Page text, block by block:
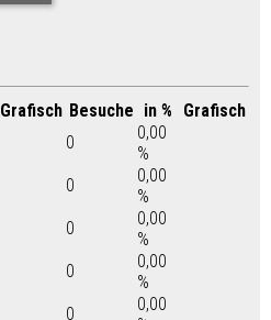
Grafisch Besuche in %
Grafisch
0
0,00
%
0
0,00
%
0
0,00
%
0
0,00
%
0
0,00